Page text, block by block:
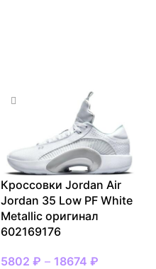
Кроссовки Jordan Air
Jordan 35 Low PF White
Metallic оригинал
602169176
5802 ₽ – 18674 ₽